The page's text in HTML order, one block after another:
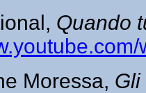
Quando
Moressa, Gli